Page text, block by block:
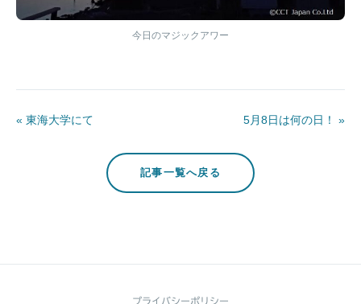
今日のマジックアワー
« 東海大学にて 5月8日は何の日！ »
記事一覧へ戻る
プライバシーポリシー